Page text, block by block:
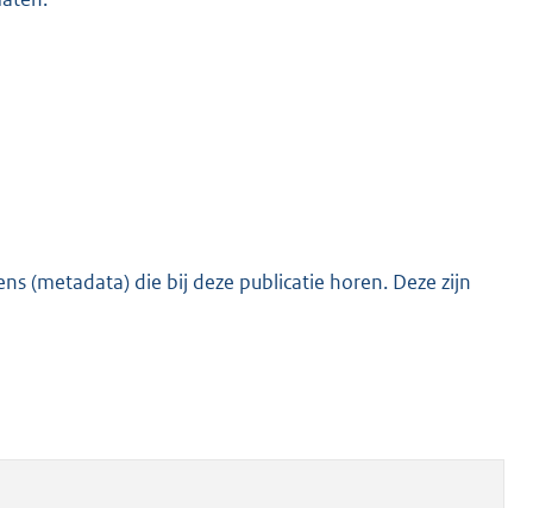
(metadata) die bij deze publicatie horen. Deze zijn